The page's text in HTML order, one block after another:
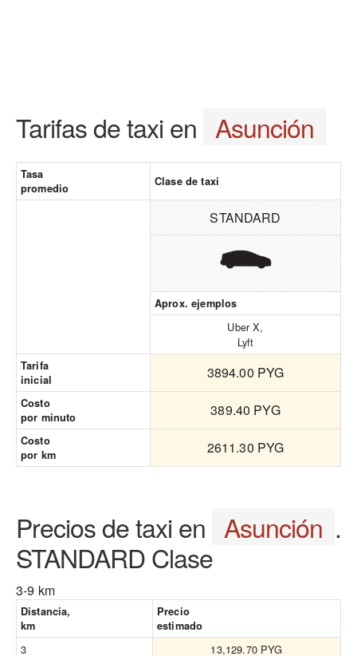
Tarifas de taxi en Asunción
Tasa
promedio
Clase de taxi
STANDARD
Aprox. ejemplos
Uber X,
Lyft
Tarifa
inicial
3894.00 PYG
Costo
por minuto
389.40 PYG
Costo
por km
2611.30 PYG
Precios de taxi en Asunción .
STANDARD Clase
3-9 km
Distancia,
km
Precio
estimado
3 13,129.70 PYG